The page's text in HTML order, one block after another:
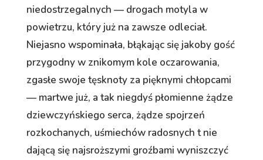
niedostrzegalnych — drogach motyla w
powietrzu, który już na zawsze odleciał.
Niejasno wspominała, błąkając się jakoby gość
przygodny w znikomym kole oczarowania,
zgasłe swoje tęsknoty za pięknymi chłopcami
— martwe już, a tak niegdyś płomienne żądze
dziewczyńskiego serca, żądze spojrzeń
rozkochanych, uśmiechów radosnych t nie
dającą się najsroższymi groźbami wyniszczyć